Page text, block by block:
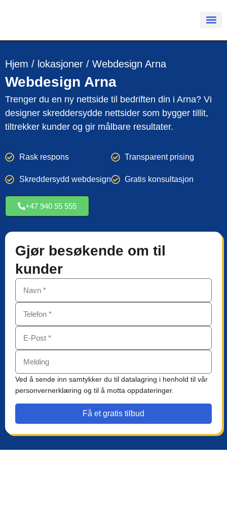
Hjem / lokasjoner / Webdesign Arna
Webdesign Arna
Trenger du en ny nettside til bedriften din i Arna? Vi
designer skreddersydde nettsider som bygger tillit,
tiltrekker kunder og gir målbare resultater.
Rask respons
Skreddersydd webdesign
Transparent prising
Gratis konsultasjon
+47 940 55 555
Gjør besøkende om til
kunder
Ved å sende inn samtykker du til datalagring i henhold til vår
personvernerklæring og til å motta oppdateringer.
Få et gratis tilbud